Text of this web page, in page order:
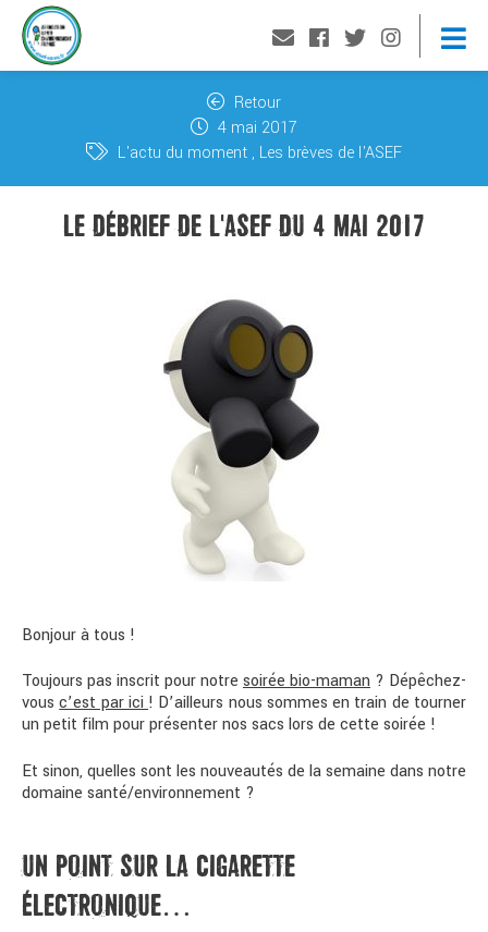
Retour
4 mai 2017
L'actu du moment Les brèves de l'ASEF
LE DÉBRIEF DE L'ASEF DU 4 MAI 2017
Bonjour à tous !
Toujours pas inscrit pour notre soirée bio-maman ? Dépêchez-
vousc’est par ici! D’ailleurs nous sommes en train de tourner
un petit film pour présenter nos sacs lors de cette soirée !
Et sinon, quelles sont les nouveautés de la semaine dans notre
domaine santé/environnement ?
UN POINT SUR LA CIGARETTE
ÉLECTRONIQUE…